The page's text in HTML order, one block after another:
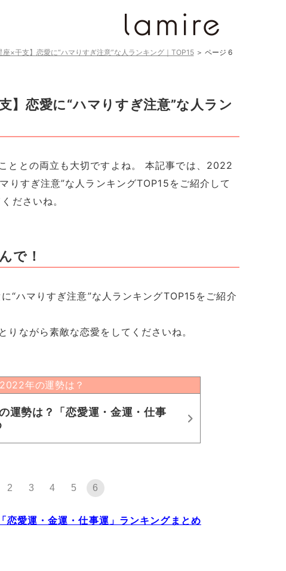
×干支】恋愛に“ハマりすぎ注意”な人ランキング｜TOP15＞ ページ 6
】恋愛に“ハマりすぎ注意”な人ラン
ととの両立も大切ですよね。 本記事では、2022
りすぎ注意”な人ランキングTOP15をご紹介して
ださいね。
で！
“ハマりすぎ注意”な人ランキングTOP15をご紹介
りながら素敵な恋愛をしてくださいね。
2022年の運勢は？
運勢は？「恋愛運・金運・仕事
2 3 4 5 6
恋愛運・金運・仕事運」ランキングまとめ